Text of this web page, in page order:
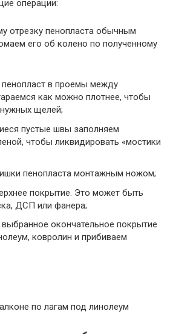
операции:
отрезку пенопласта обычным
его об колено по полученному
в проемы между
как можно плотнее, чтобы
щелей;
пустые швы заполняем
чтобы ликвидировать «мостики
пенопласта монтажным ножом;
покрытие. Это может быть
ДСП или фанера;
окончательное покрытие
ковролин и прибиваем
по лагам под линолеум